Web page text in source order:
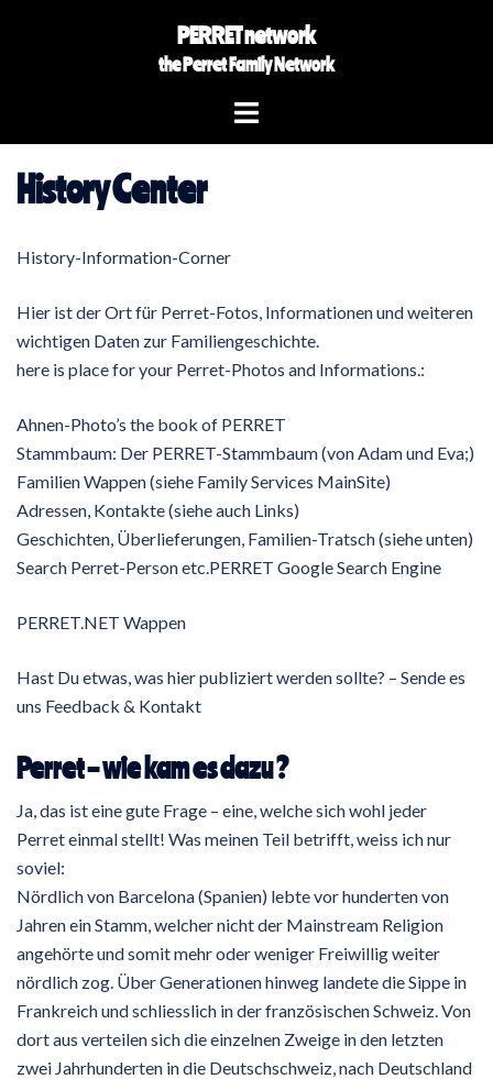
PERRET network
the Perret Family Network
Toggle
History Center
History-Information-Corner
Hier ist der Ort für Perret-Fotos, Informationen und weiteren
wichtigen Daten zur Familiengeschichte.
here is place for your Perret-Photos and Informations.:
Ahnen-Photo’s the book of PERRET
Stammbaum: Der PERRET-Stammbaum (von Adam und Eva;)
Familien Wappen (siehe Family Services MainSite)
Adressen, Kontakte (siehe auch Links)
Geschichten, Überlieferungen, Familien-Tratsch (siehe unten)
Search Perret-Person etc.PERRET Google Search Engine
PERRET.NET Wappen
Hast Du etwas, was hier publiziert werden sollte? – Sende es
uns Feedback & Kontakt
Perret – wie kam es dazu ?
Ja, das ist eine gute Frage – eine, welche sich wohl jeder
Perret einmal stellt! Was meinen Teil betrifft, weiss ich nur
soviel:
Nördlich von Barcelona (Spanien) lebte vor hunderten von
Jahren ein Stamm, welcher nicht der Mainstream Religion
angehörte und somit mehr oder weniger Freiwillig weiter
nördlich zog. Über Generationen hinweg landete die Sippe in
Frankreich und schliesslich in der französischen Schweiz. Von
dort aus verteilen sich die einzelnen Zweige in den letzten
zwei Jahrhunderten in die Deutschschweiz, nach Deutschland